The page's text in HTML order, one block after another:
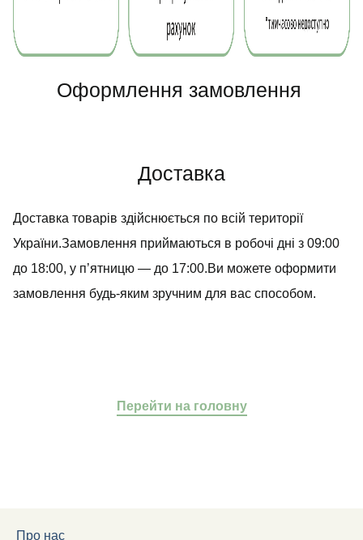
Оформлення замовлення
Доставка
Доставка товарів здійснюється по всій території
України.Замовлення приймаються в робочі дні з 09:00
до 18:00, у п’ятницю — до 17:00.Ви можете оформити
замовлення будь-яким зручним для вас способом.
Перейти на головну
Про нас